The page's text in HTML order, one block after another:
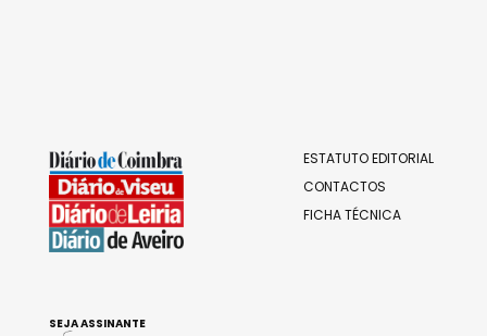
ESTATUTO EDITORIAL
CONTACTOS
FICHA TÉCNICA
SEJA ASSINANTE